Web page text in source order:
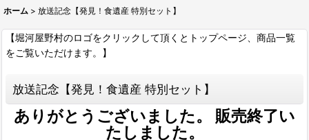
ホーム > 放送記念【発見！食遺産 特別セット】
【堀河屋野村のロゴをクリックして頂くとトップページ、商品一覧
をご覧いただけます。】
放送記念【発見！食遺産 特別セット】
ありがとうございました。 販売終了い
たしました。